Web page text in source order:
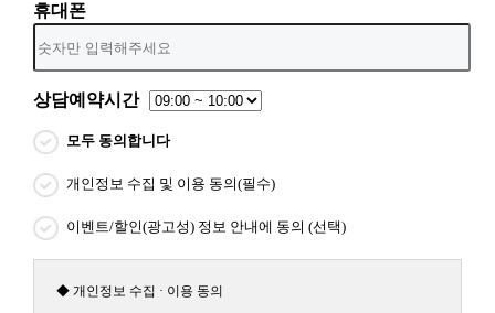
휴대폰
상담예약시간
모두 동의합니다
개인정보 수집 및 이용 동의(필수)
이벤트/할인(광고성) 정보 안내에 동의 (선택)
◆ 개인정보 수집 · 이용 동의